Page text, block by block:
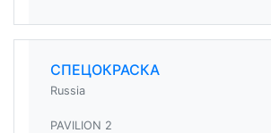
СПЕЦОКРАСКА
Russia
PAVILION 2